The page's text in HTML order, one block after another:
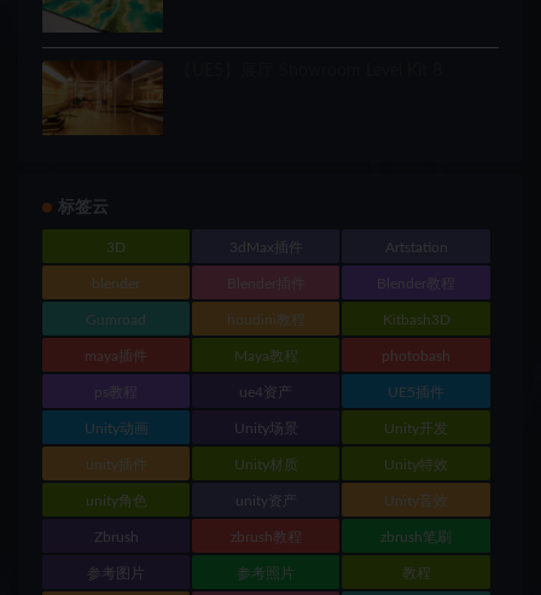
标签云
3D 3dMax插件 Artstation
blender Blender插件 Blender教程
Gumroad houdini教程 Kitbash3D
maya插件 Maya教程 photobash
ps教程 ue4资产 UE5插件
Unity动画 Unity场景 Unity开发
unity插件 Unity材质 Unity特效
unity角色 unity资产 Unity音效
Zbrush zbrush教程 zbrush笔刷
参考图片 参考照片 教程